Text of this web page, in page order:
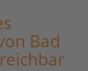
Bad